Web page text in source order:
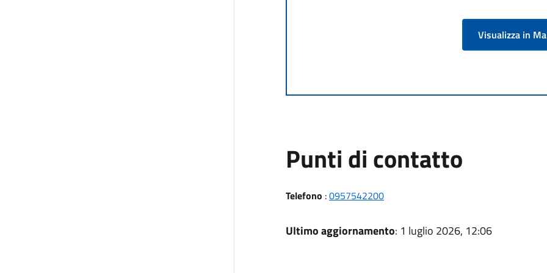
Visualizza in
Punti di contatto
Telefono :0957542200
Ultimo aggiornamento: 1 luglio 2026, 12:06